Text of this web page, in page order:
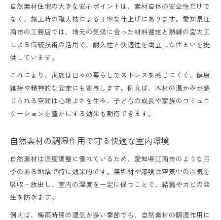
自然素材住宅の大きな安心ポイントは、素材自体の安全性だけで
なく、施工時の職人技による丁寧な仕上げにあります。愛知県江
南市の工務店では、地元の気候に合った材料選定と熟練の宮大工
による伝統技術の活用で、耐久性と快適性を両立した住まいを提
供しています。
これにより、家族は日々の暮らしでストレスを感じにくく、健康
維持や精神的な安定にも寄与します。例えば、木材の温かみが感
じられる空間は心地よさを生み、子どもの成長や家族のコミュニ
ケーションを豊かにする効果も期待できます。
自然素材の調湿作用で守る快適な室内環境
自然素材は湿度調整に優れているため、愛知県江南市のような四
季のある地域で特に効果的です。無垢材や漆喰は空気中の湿気を
吸収・放出し、室内の湿度を一定に保つことで、結露やカビの発
生を防ぎます。
例えば、梅雨時期の湿気が多い季節でも、自然素材の調湿作用に